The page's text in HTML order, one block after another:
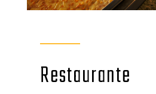
Restaurante